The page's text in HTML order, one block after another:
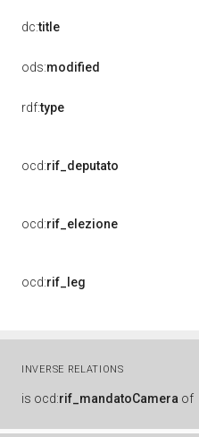
dc:title
ods:modified
rdf:type
ocd:rif_deputato
ocd:rif_elezione
ocd:rif_leg
INVERSE RELATIONS
is ocd:rif_mandatoCamera of